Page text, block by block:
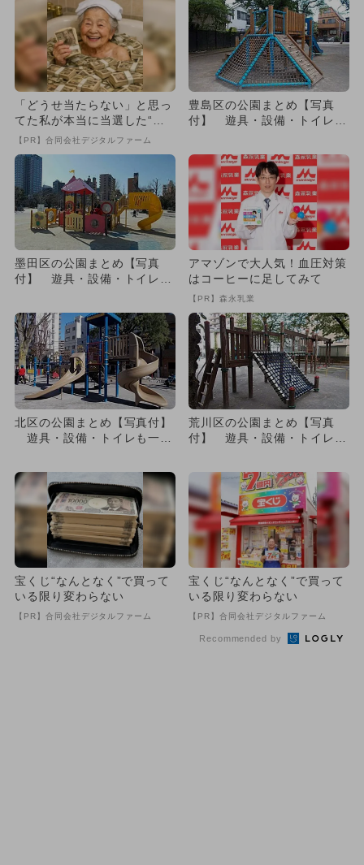
「どうせ当たらない」と思っ
てた私が本当に当選した“買
い方”がこれ
【PR】合同会社デジタルファーム
豊島区の公園まとめ【写真
付】 遊具・設備・トイレも
墨田区の公園まとめ【写真
付】 遊具・設備・トイレも
アマゾンで大人気！血圧対策
はコーヒーに足してみて
【PR】森永乳業
北区の公園まとめ【写真付】
遊具・設備・トイレも一挙
荒川区の公園まとめ【写真
付】 遊具・設備・トイレも
宝くじ“なんとなく”で買って
いる限り変わらない
【PR】合同会社デジタルファーム
宝くじ“なんとなく”で買って
いる限り変わらない
【PR】合同会社デジタルファーム
Recommended by